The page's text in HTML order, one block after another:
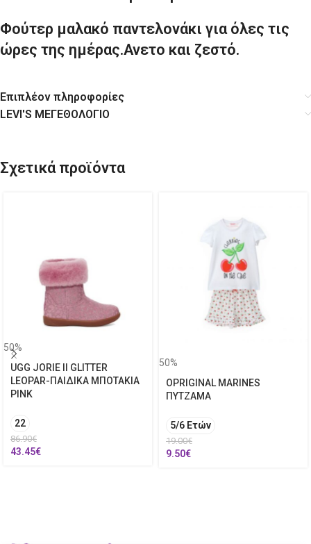
Φούτερ μαλακό παντελονάκι για όλες τις
ώρες της ημέρας.Ανετο και ζεστό.
Επιπλέον πληροφορίες
LEVI'S ΜΕΓΕΘΟΛΟΓΙΟ
Σχετικά προϊόντα
50%
UGG JORIE II GLITTER
LEOPAR-ΠΑΙΔΙΚΑ ΜΠΟΤΑΚΙΑ
PINK
22
86.90€
43.45€
50%
OPRIGINAL MARINES
ΠΥΤΖΑΜΑ
5/6 Ετών
19.00€
9.50€